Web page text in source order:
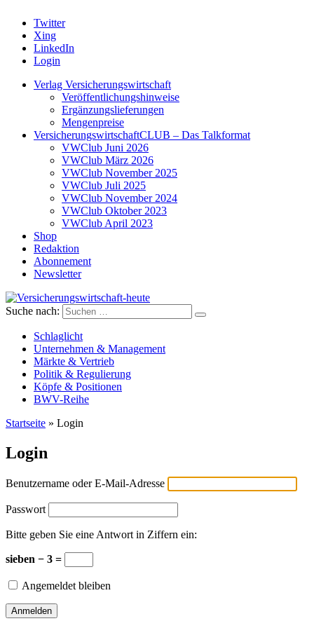
Twitter
Xing
LinkedIn
Login
Verlag Versicherungswirtschaft
Veröffentlichungshinweise
Ergänzungslieferungen
Mengenpreise
VersicherungswirtschaftCLUB – Das Talkformat
VWClub Juni 2026
VWClub März 2026
VWClub November 2025
VWClub Juli 2025
VWClub November 2024
VWClub Oktober 2023
VWClub April 2023
Shop
Redaktion
Abonnement
Newsletter
Versicherungswirtschaft-heute
Suche nach:
Schlaglicht
Unternehmen & Management
Märkte & Vertrieb
Politik & Regulierung
Köpfe & Positionen
BWV-Reihe
Startseite » Login
Login
Benutzername oder E-Mail-Adresse
Passwort
Bitte geben Sie eine Antwort in Ziffern ein:
sieben − 3 =
Angemeldet bleiben